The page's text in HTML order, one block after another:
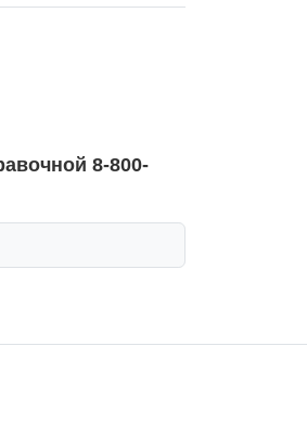
8-800-